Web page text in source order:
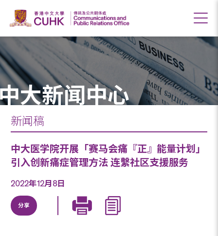
大新闻中心
新闻稿
中大医学院开展「赛马会痛『正』能量计划」
引入创新痛症管理方法 连繫社区支援服务
2022年12月8日
分享